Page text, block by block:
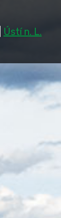
Ústí n. L.